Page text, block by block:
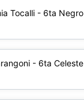
Tocalli - 6ta Negro
- 6ta Celeste